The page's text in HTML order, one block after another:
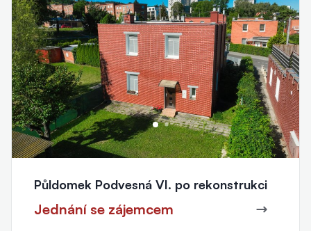
Půldomek Podvesná VI. po rekonstrukci
Jednání se zájemcem